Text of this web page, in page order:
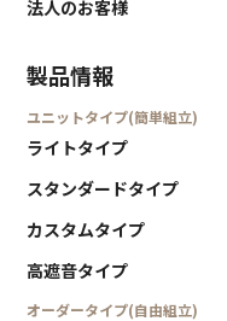
法人のお客様
製品情報
ユニットタイプ(簡単組立)
ライトタイプ
スタンダードタイプ
カスタムタイプ
高遮音タイプ
オーダータイプ(自由組立)